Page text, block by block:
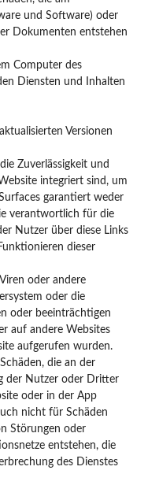
und Software) oder
Dokumenten entstehen
Computer des
Diensten und Inhalten
Versionen
Zuverlässigkeit und
integriert sind, um
garantiert weder
verantwortlich für die
Nutzer über diese Links
dieser
oder andere
oder die
oder beeinträchtigen
auf andere Websites
aufgerufen wurden.
die an der
der Nutzer oder Dritter
oder in der App
nicht für Schäden
Störungen oder
entstehen, die
des Dienstes